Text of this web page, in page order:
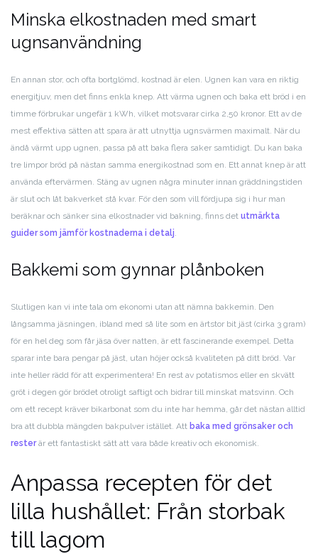
Minska elkostnaden med smart
ugnsanvändning
En annan stor, och ofta bortglömd, kostnad är elen. Ugnen kan vara en riktig
energitjuv, men det finns enkla knep. Att värma ugnen och baka ett bröd i en
timme förbrukar ungefär 1 kWh, vilket motsvarar cirka 2,50 kronor. Ett av de
mest effektiva sätten att spara är att utnyttja ugnsvärmen maximalt. När du
ändå värmt upp ugnen, passa på att baka flera saker samtidigt. Du kan baka
tre limpor bröd på nästan samma energikostnad som en. Ett annat knep är att
använda eftervärmen. Stäng av ugnen några minuter innan gräddningstiden
är slut och låt bakverket stå kvar. För den som vill fördjupa sig i hur man
beräknar och sänker sina elkostnader vid bakning, finns det utmärkta
guider som jämför kostnaderna i detalj.
Bakkemi som gynnar plånboken
Slutligen kan vi inte tala om ekonomi utan att nämna bakkemin. Den
långsamma jäsningen, ibland med så lite som en ärtstor bit jäst (cirka 3 gram)
för en hel deg som får jäsa över natten, är ett fascinerande exempel. Detta
sparar inte bara pengar på jäst, utan höjer också kvaliteten på ditt bröd. Var
inte heller rädd för att experimentera! En rest av potatismos eller en skvätt
gröt i degen gör brödet otroligt saftigt och bidrar till minskat matsvinn. Och
om ett recept kräver bikarbonat som du inte har hemma, går det nästan alltid
bra att dubbla mängden bakpulver istället. Att baka med grönsaker och
resterär ett fantastiskt sätt att vara både kreativ och ekonomisk.
Anpassa recepten för det
lilla hushållet: Från storbak
till lagom